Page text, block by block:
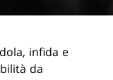
infida e
da